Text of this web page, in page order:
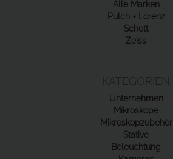
Alle Marken
Pulch + Lorenz
Schott
Zeiss
KATEGORIEN
Unternehmen
Mikroskope
Mikroskopzubehör
Stative
Beleuchtung